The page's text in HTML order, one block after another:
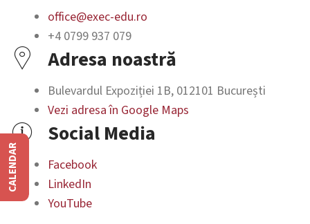
office@exec-edu.ro
+4 0799 937 079
Adresa noastră
Bulevardul Expoziției 1B, 012101 București
Vezi adresa în Google Maps
Social Media
Facebook
LinkedIn
YouTube
CALENDAR